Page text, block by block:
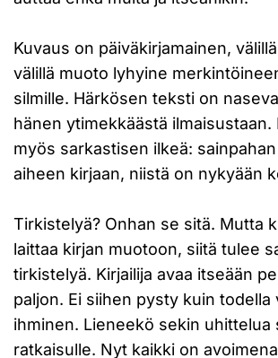
Kuvaus on päiväkirjamainen,
välillä muoto lyhyine
silmille. Härkösen teksti on
hänen ytimekkäästä ilmaisustaan.
myös sarkastisen ilkeä:
aiheen kirjaan, niistä on nykyään
Tirkistelyä? Onhan se sitä. Mutta
laittaa kirjan muotoon, siitä tulee
tirkistelyä. Kirjailija avaa itseään
paljon. Ei siihen pysty kuin todella
ihminen. Lieneekö sekin uhittelua
ratkaisulle. Nyt kaikki on